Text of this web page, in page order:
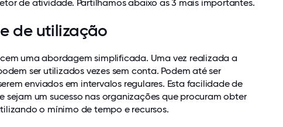
de atividade. Partilhamos abaixo as 3 mais importantes.
de utilização
uma abordagem simplificada. Uma vez realizada a
ser utilizados vezes sem conta. Podem até ser
enviados em intervalos regulares. Esta facilidade de
sejam um sucesso nas organizações que procuram obter
o mínimo de tempo e recursos.